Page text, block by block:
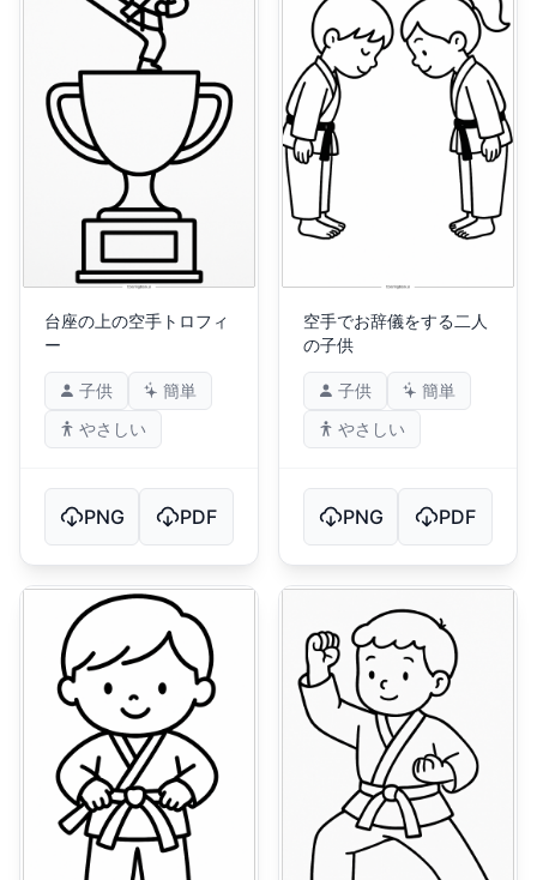
台座の上の空手トロフィ
ー
子供
簡単
やさしい
PNG PDF
空手でお辞儀をする二人
の子供
子供
簡単
やさしい
PNG PDF